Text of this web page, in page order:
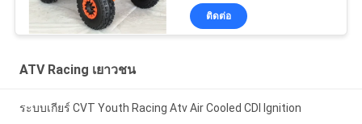
ติดต่อ
ATV Racing เยาวชน
ระบบเกียร์ CVT Youth Racing Atv Air Cooled CDI Ignition